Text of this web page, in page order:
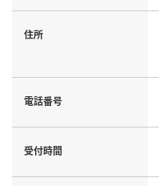
住所
電話番号
受付時間